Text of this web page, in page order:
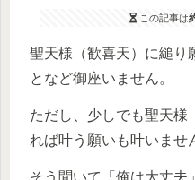
この記事は
聖天様（歓喜天）に縋り
となど御座いません。
ただし、少しでも聖天様
れば叶う願いも叶いませ
そう聞いて「俺は大丈夫